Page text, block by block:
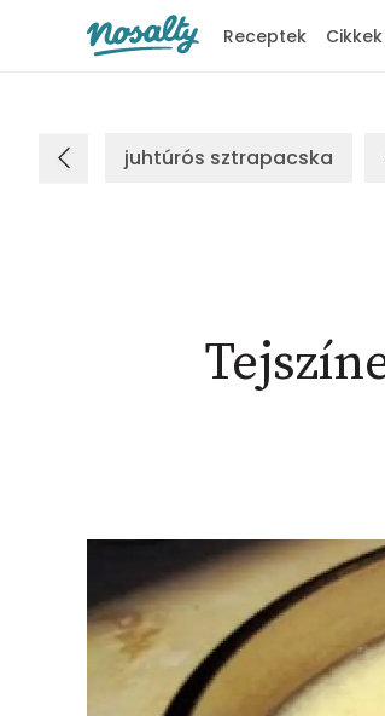
Receptek Cikkek
juhtúrós sztrapacska